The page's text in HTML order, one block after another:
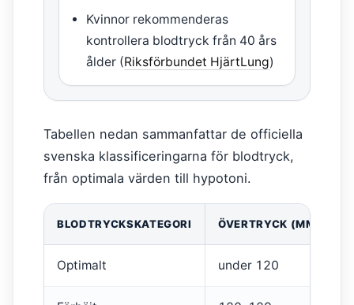
Kvinnor rekommenderas
kontrollera blodtryck från 40 års
ålder (Riksförbundet HjärtLung)
Tabellen nedan sammanfattar de officiella
svenska klassificeringarna för blodtryck,
från optimala värden till hypotoni.
BLODTRYCKSKATEGORI ÖVERTRYCK (MMHG)
Optimalt under 120